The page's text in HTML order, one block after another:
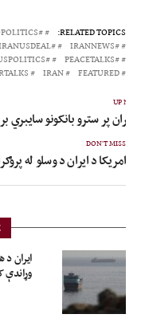
RELATED TOPICS:
#GEOPOLITICS
#IRANNEWS
#IRANUSDEAL
#PEACETALKS
#USPOLITICS
FEATURED
IRAN
UP
ایران پر سترو بانکونو
DON'T MISS
امریکا د ایران د وسلو له
ایران د
وړاندې